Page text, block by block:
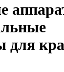
для